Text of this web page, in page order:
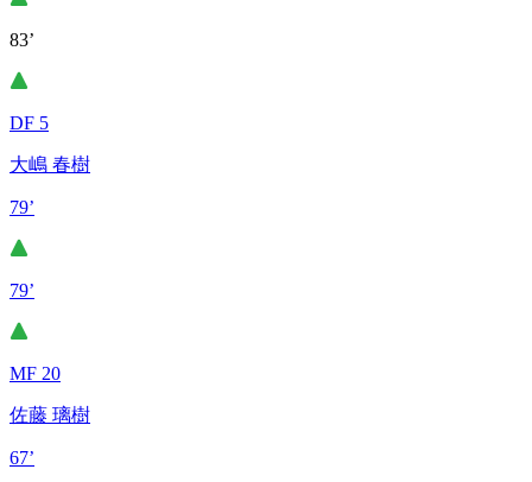
83’
DF 5
大嶋 春樹
79’
79’
MF 20
佐藤 璃樹
67’